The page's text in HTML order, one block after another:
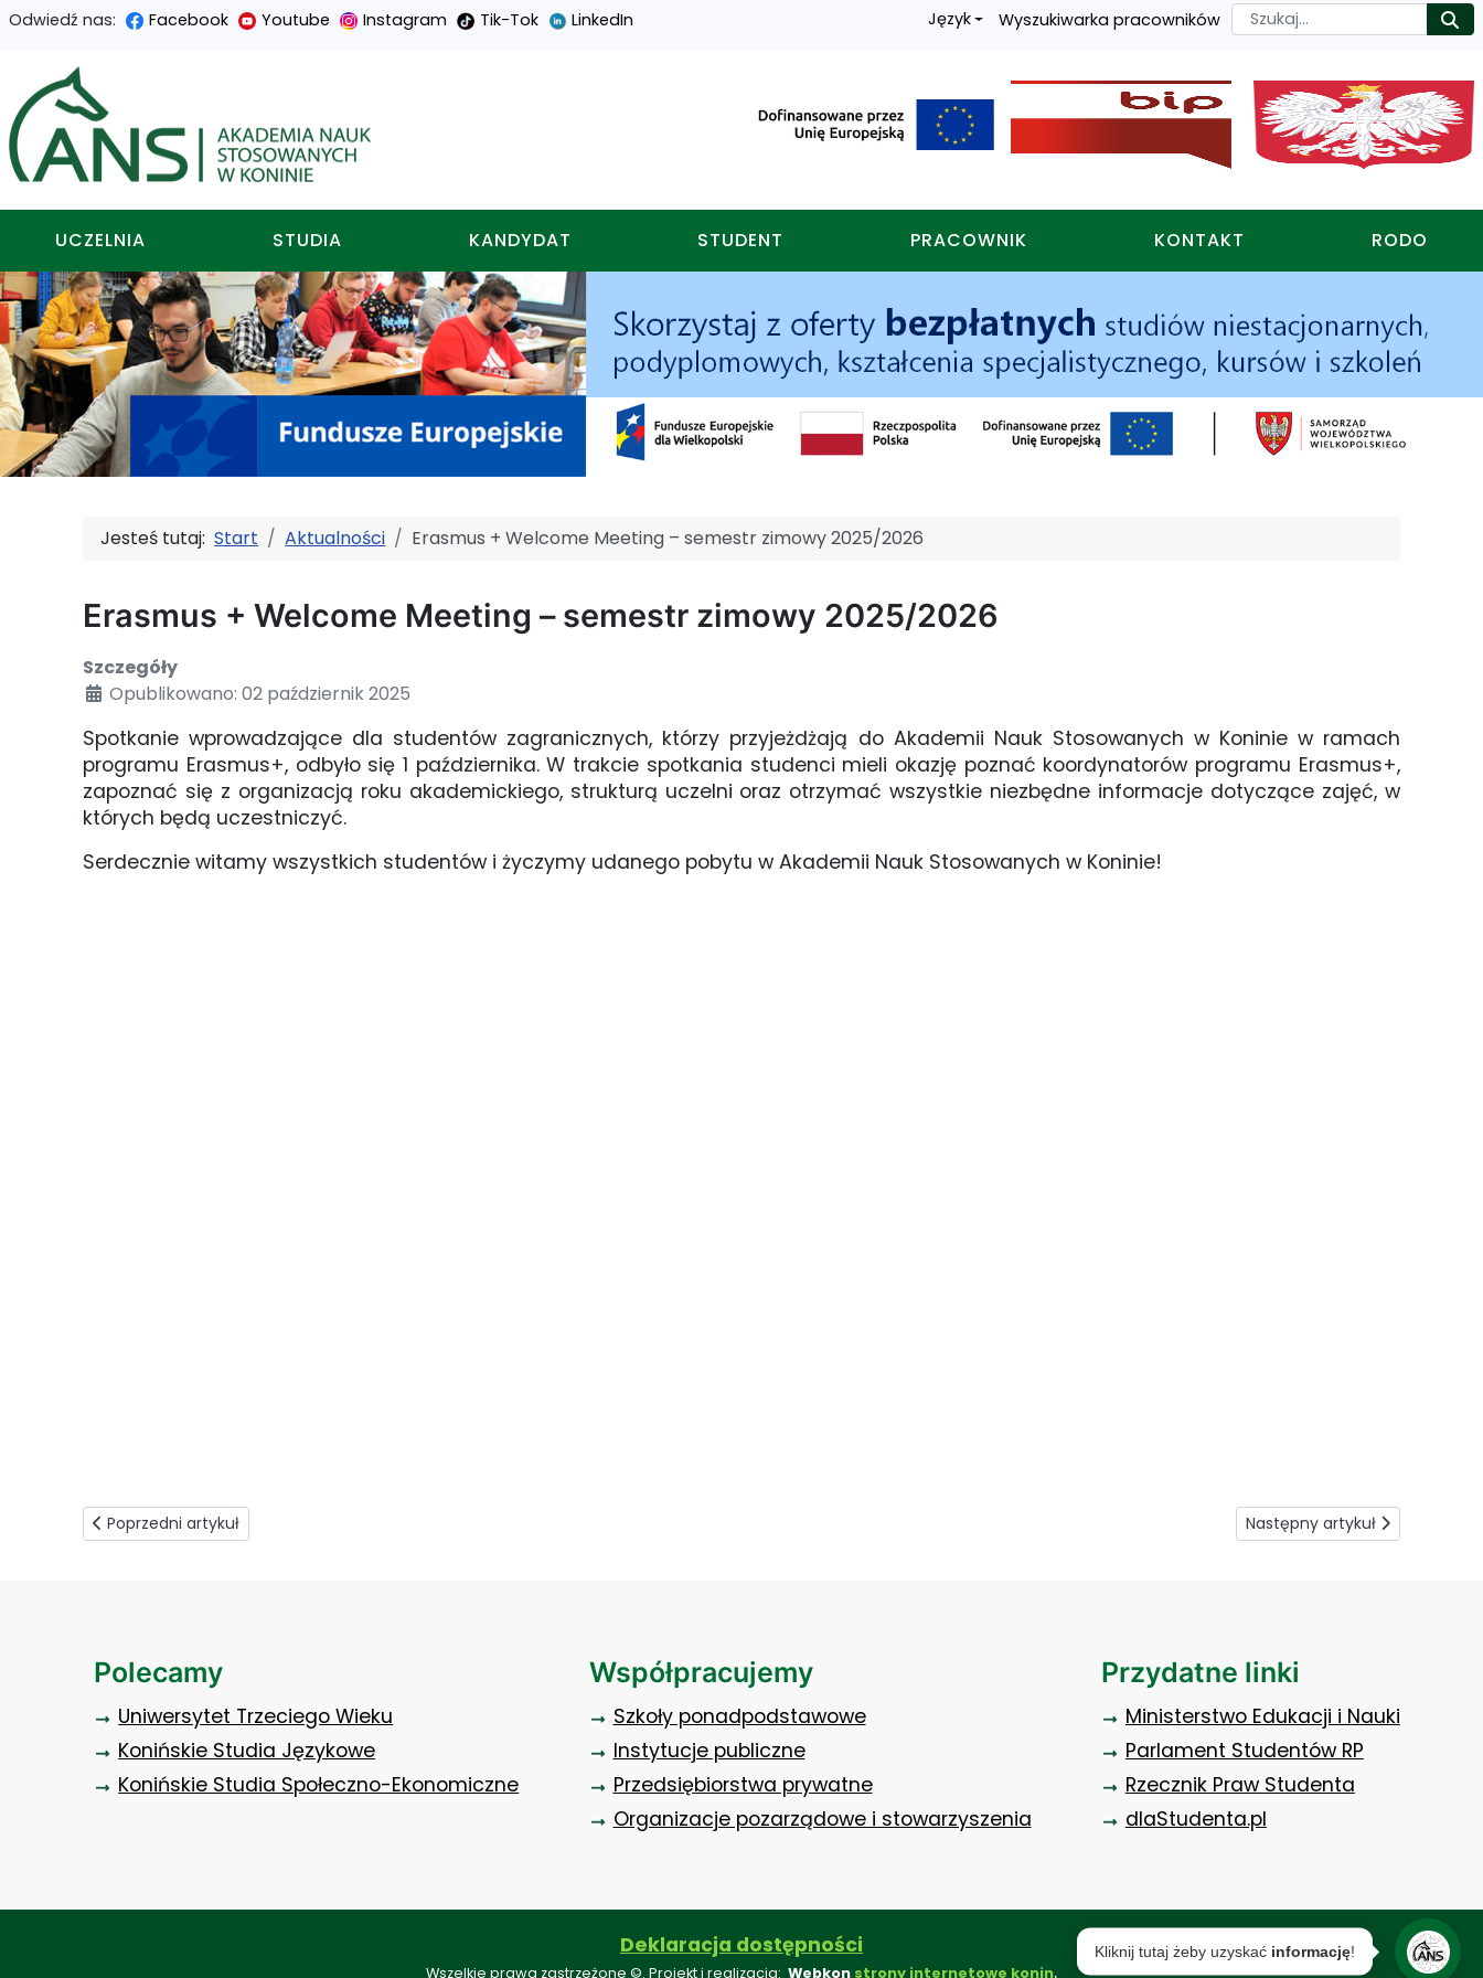
Przejdź
do
treści
głównej
Przejdź
do
menu
nawigacyjnego
Przejdź
do
wyszukiwarki
Przejdź
do
mapy
strony
Odwiedź nas: Facebook Youtube Instagram Tik-Tok LinkedIn Język Wyszukiwarka pracowników Szukaj
Akademia nauk stosowanych w koninie
UCZELNIA STUDIA KANDYDAT STUDENT PRACOWNIK KONTAKT RODO
Jesteś tutaj:Start Aktualności Erasmus + Welcome Meeting – semestr zimowy 2025/2026
Erasmus + Welcome Meeting – semestr zimowy 2025/2026
Szczegóły
Opublikowano: 02 październik 2025
Spotkanie wprowadzające dla studentów zagranicznych, którzy przyjeżdżają do Akademii Nauk Stosowanych w Koninie w ramach
programu Erasmus+, odbyło się 1 października. W trakcie spotkania studenci mieli okazję poznać koordynatorów programu Erasmus+,
zapoznać się z organizacją roku akademickiego, strukturą uczelni oraz otrzymać wszystkie niezbędne informacje dotyczące zajęć, w
których będą uczestniczyć.
Serdecznie witamy wszystkich studentów i życzymy udanego pobytu w Akademii Nauk Stosowanych w Koninie!
Poprzedni artykuł: Godziny Rektorskie
Poprzedni artykuł Następny artykuł: Pierwszaki
Następny artykuł
Polecamy
Uniwersytet Trzeciego Wieku
Konińskie Studia Językowe
Konińskie Studia Społeczno-Ekonomiczne
Współpracujemy
Szkoły ponadpodstawowe
Instytucje publiczne
Przedsiębiorstwa prywatne
Organizacje pozarządowe i stowarzyszenia
Przydatne linki
Ministerstwo Edukacji i Nauki
Parlament Studentów RP
Rzecznik Praw Studenta
dlaStudenta.pl
Deklaracja dostępności
Wszelkie prawa zastrzeżone ©. Projekt i realizacja: Webkon strony internetowe konin.
Kliknij tutaj żeby uzyskać informację!